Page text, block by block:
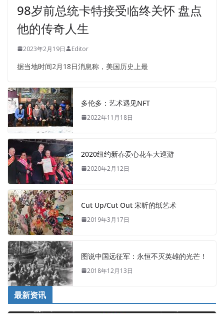
98岁前总统卡特接受临终关怀 盘点
他的传奇人生
2023年2月19日 Editor
据当地时间2月18日消息称，美国历史上最
多伦多：艺术遇见NFT
2022年11月18日
2020纽约新春爱心花车大巡游
2020年2月12日
Cut Up/Cut Out 宋昕的纸艺术
2019年3月17日
图说中国远征军：永恒不灭英雄的光芒！
2018年12月13日
最新资讯